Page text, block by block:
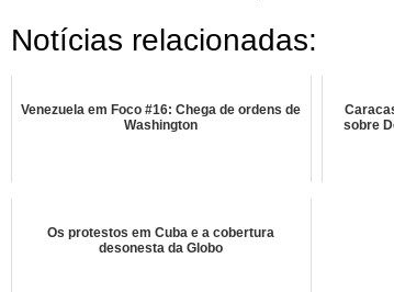
Notícias relacionadas:
Venezuela em Foco #16: Chega de ordens de
Washington
sobre
Os protestos em Cuba e a cobertura
desonesta da Globo